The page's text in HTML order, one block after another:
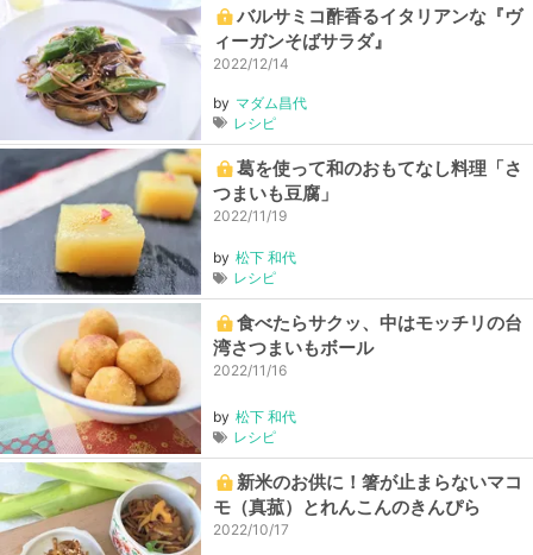
バルサミコ酢香るイタリアンな『ヴ
ィーガンそばサラダ』
2022/12/14
by マダム昌代
レシピ
葛を使って和のおもてなし料理「さ
つまいも豆腐」
2022/11/19
by 松下 和代
レシピ
食べたらサクッ、中はモッチリの台
湾さつまいもボール
2022/11/16
by 松下 和代
レシピ
新米のお供に！箸が止まらないマコ
モ（真菰）とれんこんのきんぴら
2022/10/17